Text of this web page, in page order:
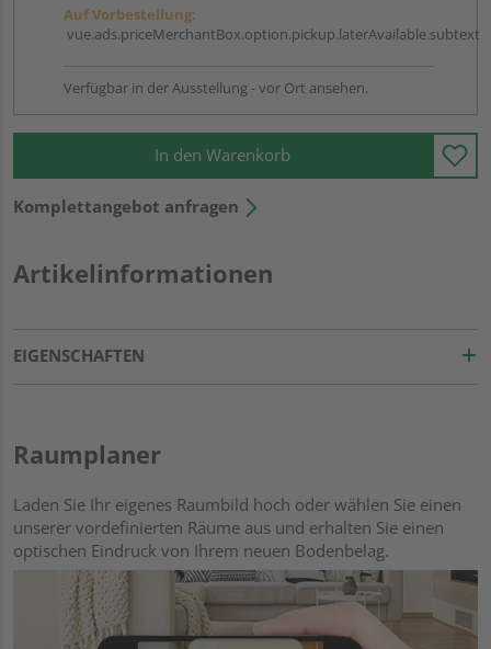
Auf Vorbestellung:
vue.ads.priceMerchantBox.option.pickup.laterAvailable.subtext
Verfügbar in der Ausstellung - vor Ort ansehen.
In den Warenkorb
Komplettangebot anfragen
Artikelinformationen
EIGENSCHAFTEN
Raumplaner
Laden Sie Ihr eigenes Raumbild hoch oder wählen Sie einen
unserer vordefinierten Räume aus und erhalten Sie einen
optischen Eindruck von Ihrem neuen Bodenbelag.